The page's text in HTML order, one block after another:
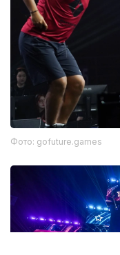
Фото: gofuture.games